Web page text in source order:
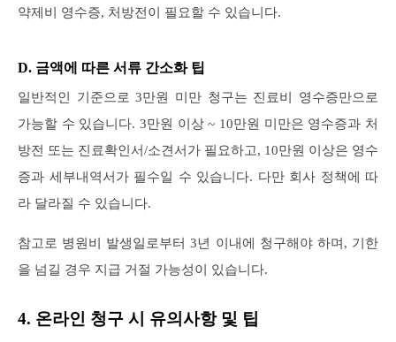
약제비 영수증, 처방전이 필요할 수 있습니다.
D. 금액에 따른 서류 간소화 팁
일반적인 기준으로 3만원 미만 청구는 진료비 영수증만으로
가능할 수 있습니다. 3만원 이상 ~ 10만원 미만은 영수증과 처
방전 또는 진료확인서/소견서가 필요하고, 10만원 이상은 영수
증과 세부내역서가 필수일 수 있습니다. 다만 회사 정책에 따
라 달라질 수 있습니다.
참고로 병원비 발생일로부터 3년 이내에 청구해야 하며, 기한
을 넘길 경우 지급 거절 가능성이 있습니다.
4. 온라인 청구 시 유의사항 및 팁